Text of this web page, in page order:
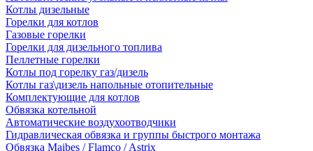
Котлы дизельные
Горелки для котлов
Газовые горелки
Горелки для дизельного топлива
Пеллетные горелки
Котлы под горелку газ/дизель
Котлы газ\дизель напольные отопительные
Комплектующие для котлов
Обвязка котельной
Автоматические воздухоотводчики
Гидравлическая обвязка и группы быстрого монтажа
Обвязка Maibes / Flamco / Astrix